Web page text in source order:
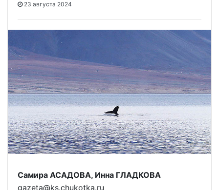
23 августа 2024
Самира АСАДОВА, Инна ГЛАДКОВА
gazeta@ks.chukotka.ru